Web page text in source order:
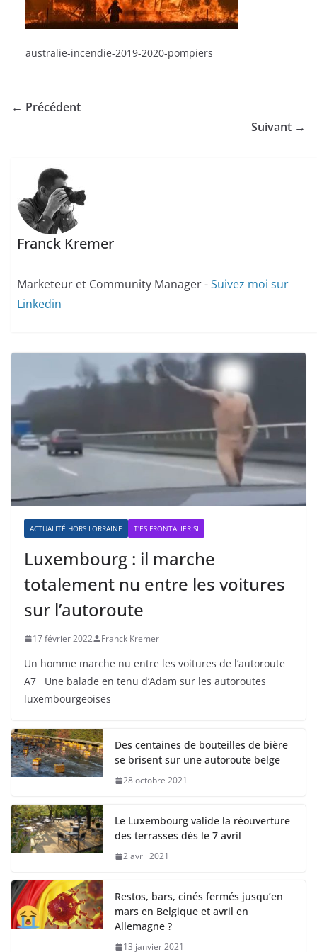
australie-incendie-2019-2020-pompiers
← Précédent
Suivant →
Franck Kremer
Marketeur et Community Manager -Suivez moi sur
Linkedin
ACTUALITÉ HORS LORRAINE T'ES FRONTALIER SI
Luxembourg : il marche
totalement nu entre les voitures
sur l’autoroute
17 février 2022 Franck Kremer
Un homme marche nu entre les voitures de l’autoroute
A7 Une balade en tenu d’Adam sur les autoroutes
luxembourgeoises
Des centaines de bouteilles de bière
se brisent sur une autoroute belge
28 octobre 2021
Le Luxembourg valide la réouverture
des terrasses dès le 7 avril
2 avril 2021
Restos, bars, cinés fermés jusqu’en
mars en Belgique et avril en
Allemagne ?
13 janvier 2021